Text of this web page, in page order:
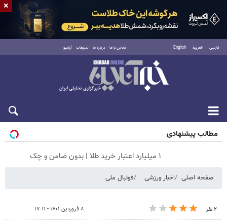
فارسی العربية English تماس با ما درباره ما تبلیغات آرشیو
جمعه ۱۶ مرداد ۱۴۰۵
مطالب پیشنهادی
۱ میلیارد اعتبار خرید طلا | بدون ضامن و چک
صفحه اصلی اخبار ورزشی فوتبال ملی
۲ نفر ۸ فروردین ۱۴۰۱ - ۱۷:۱۱
×